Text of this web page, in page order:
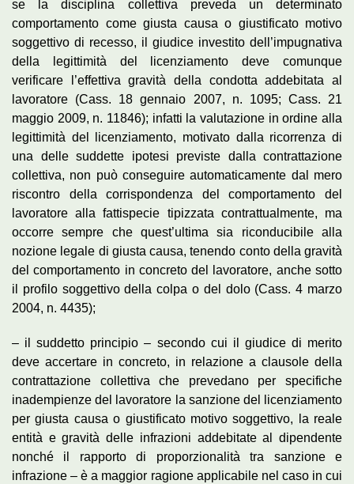
se la disciplina collettiva preveda un determinato
comportamento come giusta causa o giustificato motivo
soggettivo di recesso, il giudice investito dell’impugnativa
della legittimità del licenziamento deve comunque
verificare l’effettiva gravità della condotta addebitata al
lavoratore (Cass. 18 gennaio 2007, n. 1095; Cass. 21
maggio 2009, n. 11846); infatti la valutazione in ordine alla
legittimità del licenziamento, motivato dalla ricorrenza di
una delle suddette ipotesi previste dalla contrattazione
collettiva, non può conseguire automaticamente dal mero
riscontro della corrispondenza del comportamento del
lavoratore alla fattispecie tipizzata contrattualmente, ma
occorre sempre che quest’ultima sia riconducibile alla
nozione legale di giusta causa, tenendo conto della gravità
del comportamento in concreto del lavoratore, anche sotto
il profilo soggettivo della colpa o del dolo (Cass. 4 marzo
2004, n. 4435);
– il suddetto principio – secondo cui il giudice di merito
deve accertare in concreto, in relazione a clausole della
contrattazione collettiva che prevedano per specifiche
inadempienze del lavoratore la sanzione del licenziamento
per giusta causa o giustificato motivo soggettivo, la reale
entità e gravità delle infrazioni addebitate al dipendente
nonché il rapporto di proporzionalità tra sanzione e
infrazione – è a maggior ragione applicabile nel caso in cui